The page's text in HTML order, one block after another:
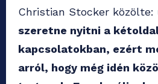
Christian Stocker közölte:
szeretne nyitni a
kapcsolatokban, ezért
arról, hogy még idén